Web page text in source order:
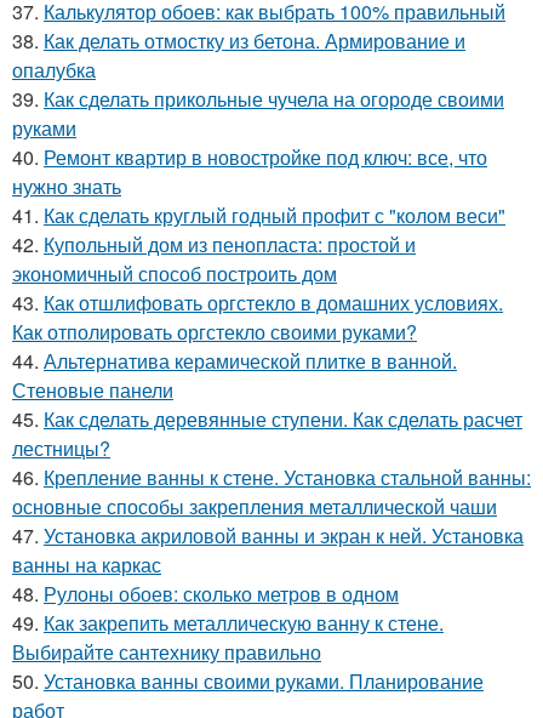
37. Калькулятор обоев: как выбрать 100% правильный
38. Как делать отмостку из бетона. Армирование и
опалубка
39. Как сделать прикольные чучела на огороде своими
руками
40. Ремонт квартир в новостройке под ключ: все, что
нужно знать
41. Как сделать круглый годный профит с "колом веси"
42. Купольный дом из пенопласта: простой и
экономичный способ построить дом
43. Как отшлифовать оргстекло в домашних условиях.
Как отполировать оргстекло своими руками?
44. Альтернатива керамической плитке в ванной.
Стеновые панели
45. Как сделать деревянные ступени. Как сделать расчет
лестницы?
46. Крепление ванны к стене. Установка стальной ванны:
основные способы закрепления металлической чаши
47. Установка акриловой ванны и экран к ней. Установка
ванны на каркас
48. Рулоны обоев: сколько метров в одном
49. Как закрепить металлическую ванну к стене.
Выбирайте сантехнику правильно
50. Установка ванны своими руками. Планирование
работ